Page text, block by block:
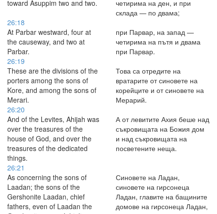
toward Asuppim two and two.
четирима на ден, и при
склада — по двама;
26:18
At Parbar westward, four at
the causeway, and two at
Parbar.
при Парвар, на запад —
четирима на пътя и двама
при Парвар.
26:19
These are the divisions of the
porters among the sons of
Kore, and among the sons of
Merari.
Това са отредите на
вратарите от синовете на
корейците и от синовете на
Мерарий.
26:20
And of the Levites, Ahijah was
over the treasures of the
house of God, and over the
treasures of the dedicated
things.
А от левитите Ахия беше над
съкровищата на Божия дом
и над съкровищата на
посветените неща.
26:21
As concerning the sons of
Laadan; the sons of the
Gershonite Laadan, chief
fathers, even of Laadan the
Синовете на Ладан,
синовете на гирсонеца
Ладан, главите на бащините
домове на гирсонеца Ладан,